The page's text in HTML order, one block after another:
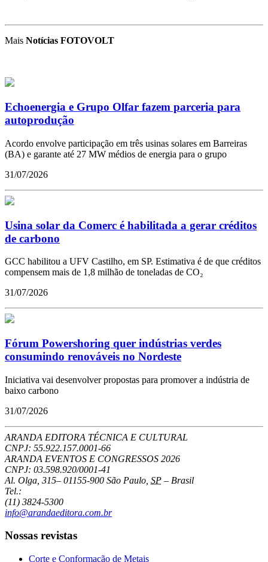
Mais Notícias FOTOVOLT
Echoenergia e Grupo Olfar fazem parceria para
autoprodução
Acordo envolve participação em três usinas solares em Barreiras
(BA) e garante até 27 MW médios de energia para o grupo
31/07/2026
Usina solar da Comerc é habilitada a gerar créditos
de carbono
GCC habilitou a UFV Castilho, em SP. Estimativa é de que créditos
compensem mais de 1,8 milhão de toneladas de CO₂
31/07/2026
Fórum Powershoring quer indústrias verdes
consumindo renováveis no Nordeste
Iniciativa vai desenvolver propostas para promover a indústria de
baixo carbono
31/07/2026
ARANDA EDITORA TÉCNICA E CULTURAL
CNPJ: 55.922.157.0001-66
ARANDA EVENTOS E CONGRESSOS 2026
CNPJ: 03.598.920/0001-41
Al. Olga, 315– 01155-900 São Paulo SP – Brasil
Tel.:
(11) 3824-5300
info@arandaeditora.com.br
Nossas revistas
Corte e Conformação de Metais